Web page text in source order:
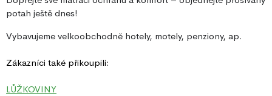
potah ještě dnes!
Vybavujeme velkoobchodně hotely, motely, penziony, ap.
Zákazníci také přikoupili:
LŮŽKOVINY